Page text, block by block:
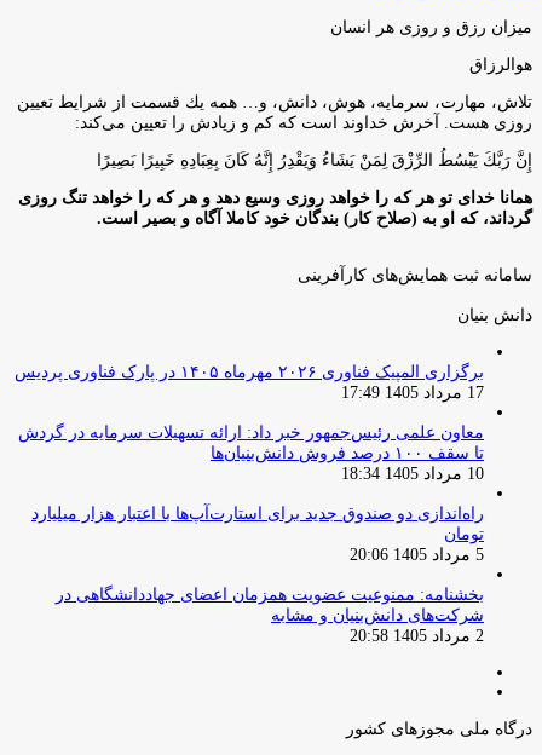
میزان رزق و روزی هر انسان
هوالرزاق
تلاش، مهارت، سرمايه، هوش، دانش، و… همه يك قسمت از شرايط تعيين
روزى هست. آخرش خداوند است كه كم و زيادش را تعيين مى‌كند:
إِنَّ رَبَّكَ يَبْسُطُ الرِّزْقَ لِمَنْ يَشَاءُ وَيَقْدِرُ إِنَّهُ كَانَ بِعِبَادِهِ خَبِيرًا بَصِيرًا
همانا خدای تو هر که را خواهد روزی وسیع دهد و هر که را خواهد تنگ روزی
گرداند، که او به (صلاح کار) بندگان خود کاملا آگاه و بصیر است.
سامانه ثبت همایش‌های کارآفرینی
دانش‌ بنیان‌
برگزاری المپیک فناوری ۲۰۲۶ مهرماه ۱۴۰۵ در پارک فناوری پردیس
17 مرداد 1405 17:49
معاون علمی رئیس‌جمهور خبر داد: ارائه تسهیلات سرمایه در گردش
تا سقف ۱۰۰ درصد فروش دانش‌بنیان‌ها
10 مرداد 1405 18:34
راه‌اندازی دو صندوق جدید برای استارت‌آپ‌ها با اعتبار هزار میلیارد
تومان
5 مرداد 1405 20:06
بخشنامه: ممنوعیت عضویت همزمان اعضای جهاددانشگاهی در
شرکت‌های دانش‌بنیان و مشابه
2 مرداد 1405 20:58
درگاه ملی مجوزهای کشور